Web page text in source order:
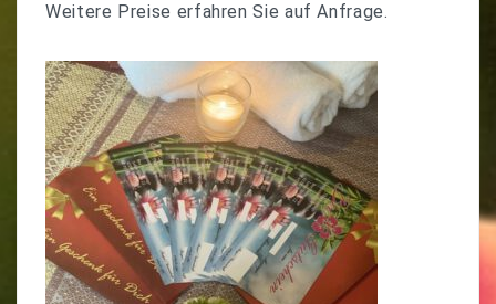
Weitere Preise erfahren Sie auf Anfrage.